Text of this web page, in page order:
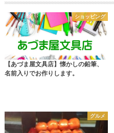
ショッピング
【あづま屋文具店】懐かしの鉛筆、
名前入りでお作りします。
グルメ